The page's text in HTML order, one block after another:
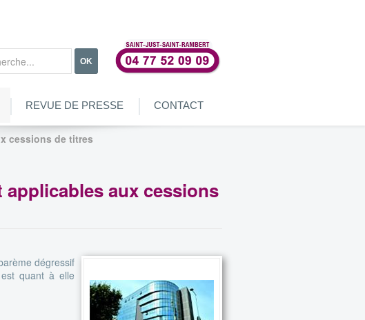
OK
REVUE DE PRESSE CONTACT
cessions de titres
applicables aux cessions
dégressif
quant à elle